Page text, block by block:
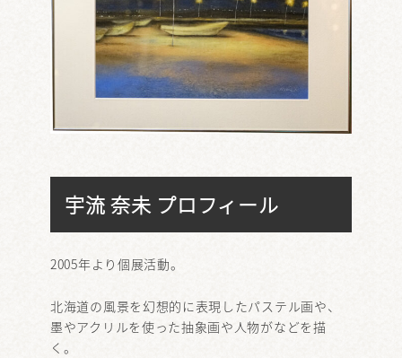
宇流 奈未 プロフィール
2005年より個展活動。
北海道の風景を幻想的に表現したパステル画や、
墨やアクリルを使った抽象画や人物がなどを描
く。